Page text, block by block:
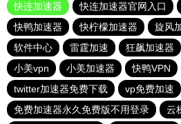
快连加速器
快连加速器官网入口
快鸭加速器
快柠檬加速器 旋风
软件中心
雷霆加速 狂飙加速器
小美vpn
小美加速器 快鸭VPN
twitter加速器免费下载
vp免费加速
免费加速器永久免费版不用登录
云